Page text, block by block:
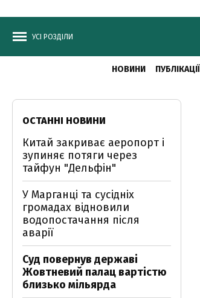
УСІ РОЗДІЛИ
НОВИНИ ПУБЛІКАЦІЇ
ОСТАННІ НОВИНИ
Китай закриває аеропорт і
зупиняє потяги через
тайфун "Дельфін"
У Марганці та сусідніх
громадах відновили
водопостачання після
аварії
Суд повернув державі
Жовтневий палац вартістю
близько мільярда